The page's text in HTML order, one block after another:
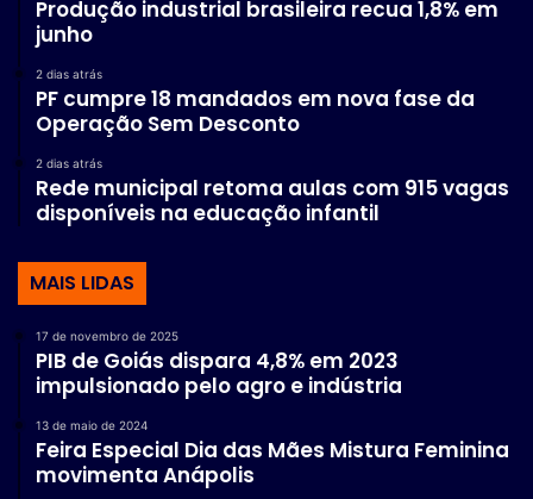
Produção industrial brasileira recua 1,8% em
junho
2 dias atrás
PF cumpre 18 mandados em nova fase da
Operação Sem Desconto
2 dias atrás
Rede municipal retoma aulas com 915 vagas
disponíveis na educação infantil
MAIS LIDAS
17 de novembro de 2025
PIB de Goiás dispara 4,8% em 2023
impulsionado pelo agro e indústria
13 de maio de 2024
Feira Especial Dia das Mães Mistura Feminina
movimenta Anápolis